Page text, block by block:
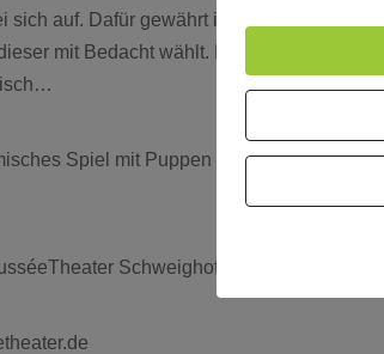
sich auf. Dafür gewährt ihm der
mit Bedacht wählt. Das macht
Spiel mit Puppen und Musik nach
Schweighofen